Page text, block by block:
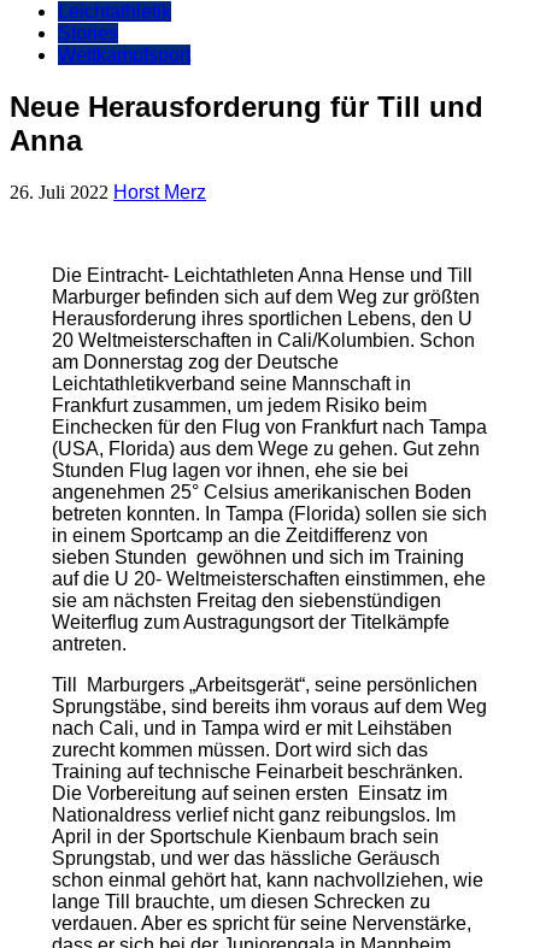
Leichtathletik
Stories
Wettkampfsport
Neue Herausforderung für Till und
Anna
26. Juli 2022 Horst Merz
Die Eintracht- Leichtathleten Anna Hense und Till
Marburger befinden sich auf dem Weg zur größten
Herausforderung ihres sportlichen Lebens, den U
20 Weltmeisterschaften in Cali/Kolumbien. Schon
am Donnerstag zog der Deutsche
Leichtathletikverband seine Mannschaft in
Frankfurt zusammen, um jedem Risiko beim
Einchecken für den Flug von Frankfurt nach Tampa
(USA, Florida) aus dem Wege zu gehen. Gut zehn
Stunden Flug lagen vor ihnen, ehe sie bei
angenehmen 25° Celsius amerikanischen Boden
betreten konnten. In Tampa (Florida) sollen sie sich
in einem Sportcamp an die Zeitdifferenz von
sieben Stunden gewöhnen und sich im Training
auf die U 20- Weltmeisterschaften einstimmen, ehe
sie am nächsten Freitag den siebenstündigen
Weiterflug zum Austragungsort der Titelkämpfe
antreten.
Till Marburgers „Arbeitsgerät“, seine persönlichen
Sprungstäbe, sind bereits ihm voraus auf dem Weg
nach Cali, und in Tampa wird er mit Leihstäben
zurecht kommen müssen. Dort wird sich das
Training auf technische Feinarbeit beschränken.
Die Vorbereitung auf seinen ersten Einsatz im
Nationaldress verlief nicht ganz reibungslos. Im
April in der Sportschule Kienbaum brach sein
Sprungstab, und wer das hässliche Geräusch
schon einmal gehört hat, kann nachvollziehen, wie
lange Till brauchte, um diesen Schrecken zu
verdauen. Aber es spricht für seine Nervenstärke,